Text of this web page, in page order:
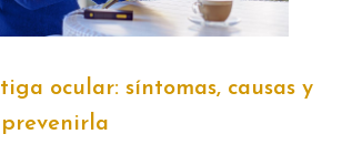
ocular: síntomas, causas y